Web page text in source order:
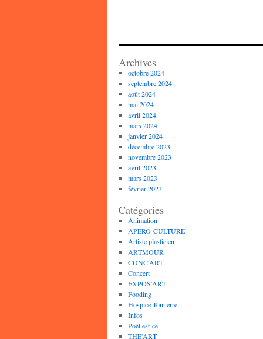
Archives
octobre 2024
septembre 2024
août 2024
mai 2024
avril 2024
mars 2024
janvier 2024
décembre 2023
novembre 2023
avril 2023
mars 2023
février 2023
Catégories
Animation
APERO-CULTURE
Artiste plasticien
ARTMOUR
CONC'ART
Concert
EXPOS'ART
Fooding
Hospice Tonnerre
Infos
Poèt est-ce
THE'ART